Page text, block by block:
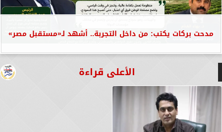
مدحت بركات يكتب: من داخل التجربة.. أشهد لـ«مستقبل مصر»
الأعلى قراءة